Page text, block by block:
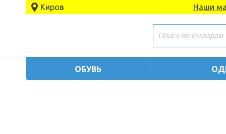
Киров Наши
ОБУВЬ